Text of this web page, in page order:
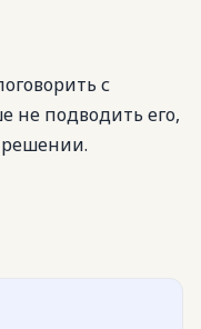
с
не подводить его,
решении.